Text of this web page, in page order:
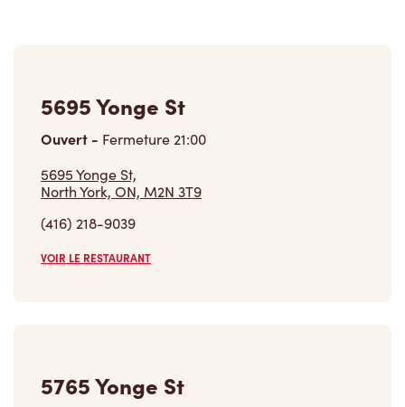
5695 Yonge St
Ouvert - Fermeture21:00
5695 Yonge St,
North York, ON, M2N 3T9
(416) 218-9039
VOIR LE RESTAURANT
5765 Yonge St